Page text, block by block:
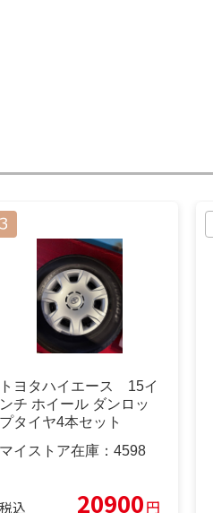
トヨタハイエース 15イ
ンチ ホイール ダンロッ
プタイヤ4本セット
マイストア在庫： 4598
税込 20900円